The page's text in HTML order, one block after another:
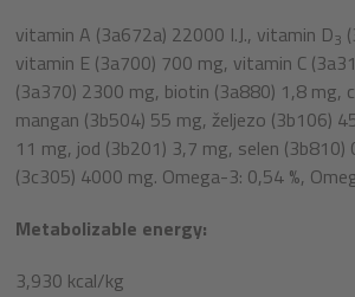
vitamin A (3a672a) 22000 I.J., vitamin D3
vitamin E (3a700) 700 mg, vitamin C
(3a370) 2300 mg, biotin (3a880) 1,8 mg,
mangan (3b504) 55 mg, željezo (3b106)
11 mg, jod (3b201) 3,7 mg, selen
(3c305) 4000 mg. Omega-3: 0,54 %,
Metabolizable energy:
3,930 kcal/kg